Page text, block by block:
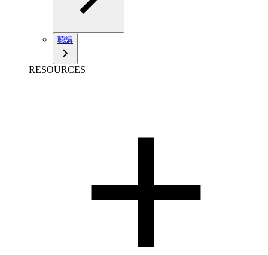
聴講
RESOURCES